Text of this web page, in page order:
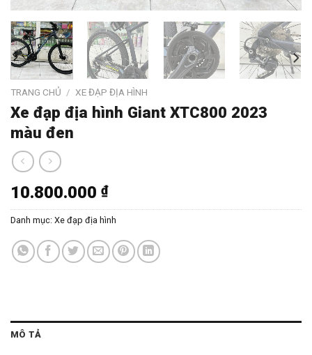
TRANG CHỦ / XE ĐẠP ĐỊA HÌNH
Xe đạp địa hình Giant XTC800 2023
màu đen
10.800.000 ₫
Danh mục: Xe đạp địa hình
MÔ TẢ